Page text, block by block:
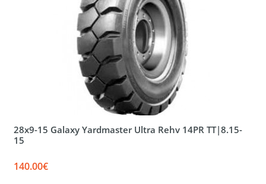
28x9-15 Galaxy Yardmaster Ultra Rehv 14PR TT|8.15-
15
140.00€